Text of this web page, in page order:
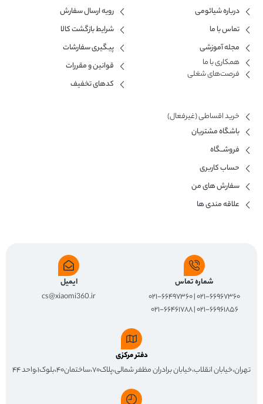
درباره شیائومی
تماس با ما
مجله آموزشی
همکاری با ما​
فرصت‌های شغلی
رویه ارسال سفارش
شرایط بازگشت کالا
پیگیری سفارشات
قوانین و مقررات
کدهای تخفیف
خرید اقساطی (غیرفعال)
باشگاه مشتریان
فروشــگاه
حساب کاربری
سفارش های من
علاقه مندی ها
شماره تماس
۰۲۱-۶۶۹۶۷۳۶۰ | ۰۲۱-۶۶۴۹۷۳۶۰
۰۲۱-۶۶۹۶۱۸۵۶ | ۰۲۱-۶۶۴۶۱۷۸۸
ایمیل
cs@xiaomi360.ir
دفتر مرکزی
تهران،خیابان انقلاب،خیابان برادران مظفر شمالی،پلاک۷۰،ساختمان۴۰،بلوک۱،واحد ۴۴